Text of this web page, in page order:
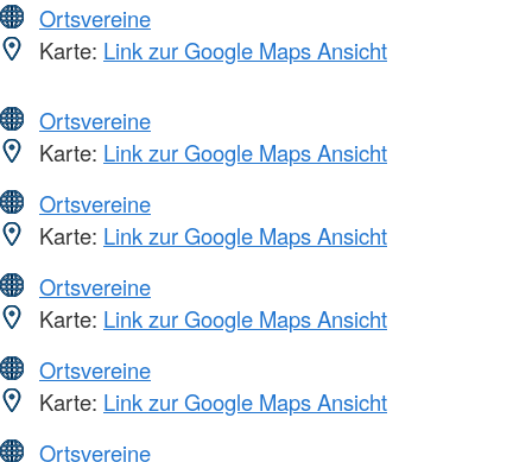
Ortsvereine
Karte: Link zur Google Maps Ansicht
Ortsvereine
Karte: Link zur Google Maps Ansicht
Ortsvereine
Karte: Link zur Google Maps Ansicht
Ortsvereine
Karte: Link zur Google Maps Ansicht
Ortsvereine
Karte: Link zur Google Maps Ansicht
Ortsvereine